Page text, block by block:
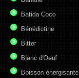
Batida Coco
Bénédictine
Bitter
Blanc d'Oeuf
Boisson énergisante